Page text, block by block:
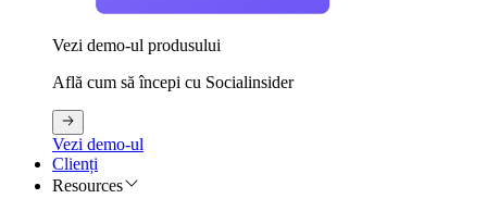
Vezi demo-ul produsului
Află cum să începi cu Socialinsider
Vezi demo-ul
Clienți
Resources